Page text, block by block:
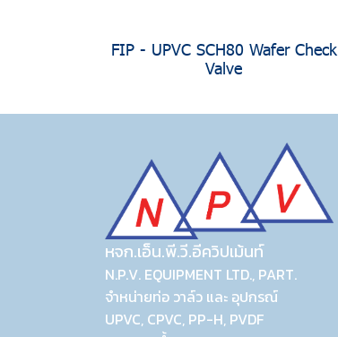
FIP - UPVC SCH80 Wafer Check
Valve
หจก.เอ็น.พี.วี.อีควิปเม้นท์
N.P.V. EQUIPMENT LTD., PART.
จำหน่ายท่อ วาล์ว และ อุปกรณ์
UPVC, CPVC, PP-H, PVDF